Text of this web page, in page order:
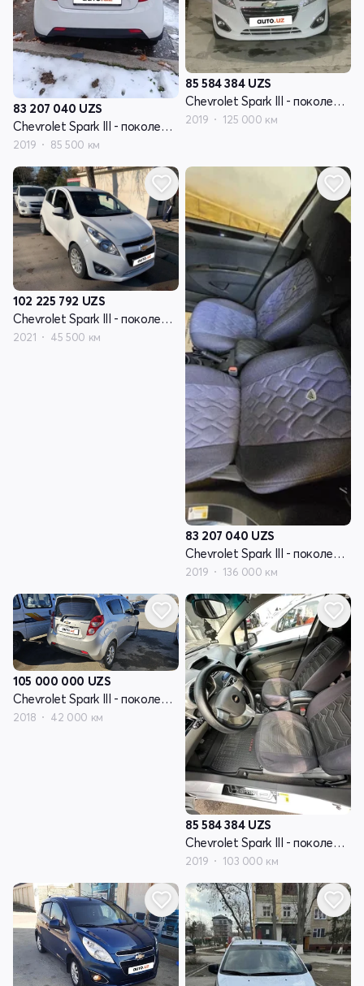
83 207 040 UZS
Chevrolet Spark III - поколение
2019 85 500 км
85 584 384 UZS
Chevrolet Spark III - поколение
2019 125 000 км
102 225 792 UZS
Chevrolet Spark III - поколение
2021 45 500 км
83 207 040 UZS
Chevrolet Spark III - поколение
2019 136 000 км
105 000 000 UZS
Chevrolet Spark III - поколение
2018 42 000 км
85 584 384 UZS
Chevrolet Spark III - поколение
2019 103 000 км